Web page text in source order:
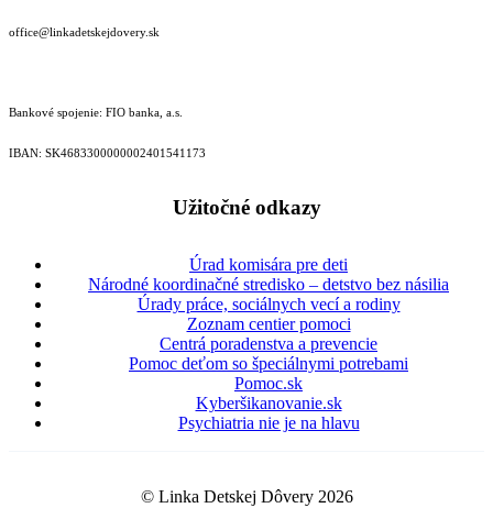
office@linkadetskejdovery.sk
Bankové spojenie: FIO banka, a.s.
IBAN: SK46833000000­02401541173
Užitočné odkazy
Úrad komisára pre deti
Národné koordinačné stredisko – detstvo bez násilia
Úrady práce, sociálnych vecí a rodiny
Zoznam centier pomoci
Centrá poradenstva a prevencie
Pomoc deťom so špeciálnymi potrebami
Pomoc.sk
Kyberšikanovanie.sk
Psychiatria nie je na hlavu
© Linka Detskej Dôvery 2026